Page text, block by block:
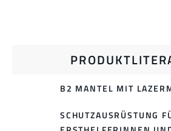
B2 MANTEL MIT
SCHUTZAUSRÜSTUNG